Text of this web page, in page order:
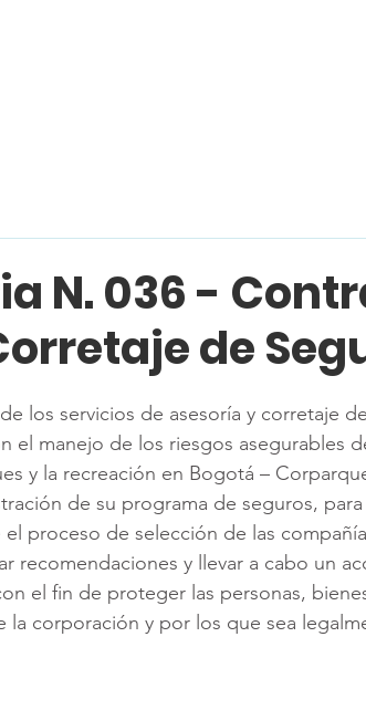
N. 036 -
de
los servicios de asesoría y corretaje
el manejo de los riesgos asegurables
y la recreación en Bogotá –
de su programa de seguros,
proceso de selección de las
recomendaciones y llevar a cabo un
el fin de proteger las personas,
corporación y por los que sea